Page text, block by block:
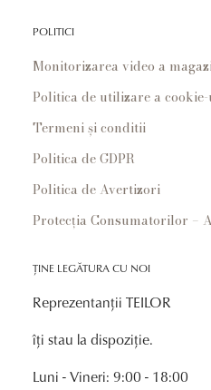
POLITICI
Monitorizarea video a
Politica de utilizare a
Termeni și conditii
Politica de GDPR
Politica de Avertizori
Protecția Consumatorilor –
ȚINE LEGĂTURA CU NOI
Reprezentanții TEILOR
îți stau la dispoziție.
Luni - Vineri: 9:00 - 18:00